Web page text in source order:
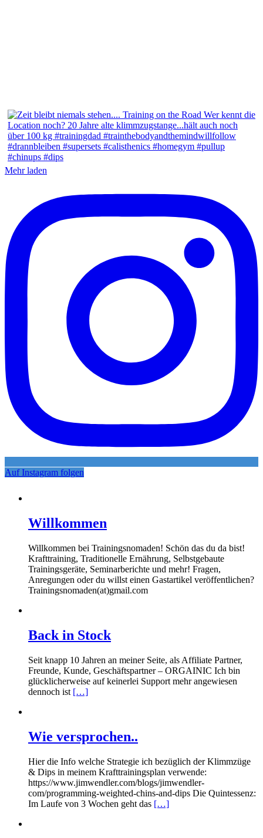
Mehr laden
Auf Instagram folgen
Willkommen
Willkommen bei Trainingsnomaden! Schön das du da bist!
Krafttraining, Traditionelle Ernährung, Selbstgebaute
Trainingsgeräte, Seminarberichte und mehr! Fragen,
Anregungen oder du willst einen Gastartikel veröffentlichen?
Trainingsnomaden(at)gmail.com
Back in Stock
Seit knapp 10 Jahren an meiner Seite, als Affiliate Partner,
Freunde, Kunde, Geschäftspartner – ORGAINIC Ich bin
glücklicherweise auf keinerlei Support mehr angewiesen
dennoch ist […]
Wie versprochen..
Hier die Info welche Strategie ich bezüglich der Klimmzüge
& Dips in meinem Krafttrainingsplan verwende:
https://www.jimwendler.com/blogs/jimwendler-
com/programming-weighted-chins-and-dips Die Quintessenz:
Im Laufe von 3 Wochen geht das […]